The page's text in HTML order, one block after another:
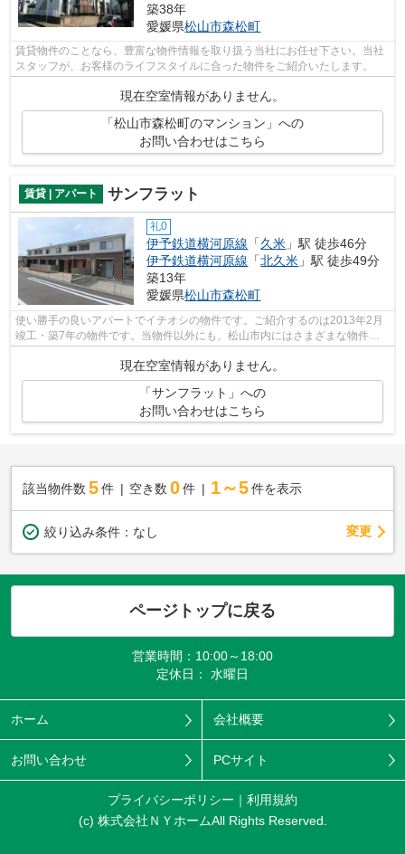
築38年
愛媛県松山市森松町
賃貸物件のことなら、豊富な物件情報を取り扱う当社にお任せ下さい。当社
スタッフが、お客様のライフスタイルに合った物件をご紹介いたします。
現在空室情報がありません。
「松山市森松町のマンション」への
お問い合わせはこちら
賃貸 | アパート サンフラット
礼0
伊予鉄道横河原線 「久米 」駅 徒歩46分
伊予鉄道横河原線 「北久米 」駅 徒歩49分
築13年
愛媛県松山市森松町
使い勝手の良いアパートでイチオシの物件です。ご紹介するのは2013年2月
竣工・築7年の物件です。当物件以外にも、松山市内にはさまざまな物件が
ございます。他の物件も見てみたい方は...
現在空室情報がありません。
「サンフラット」への
お問い合わせはこちら
該当物件数 5件 空き数 0 件 1～5 件を表示
絞り込み条件： なし 変更
ページトップに戻る
営業時間：10:00～18:00
定休日： 水曜日
ホーム 会社概要
お問い合わせ PCサイト
プライバシーポリシー
利用規約
(c) 株式会社ＮＹホームAll Rights Reserved.